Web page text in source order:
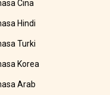
Cina
Hindi
Turki
Korea
Arab